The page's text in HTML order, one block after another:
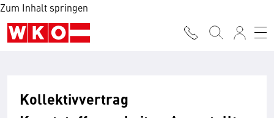
Zum Inhalt springen
Kollektivvertrag